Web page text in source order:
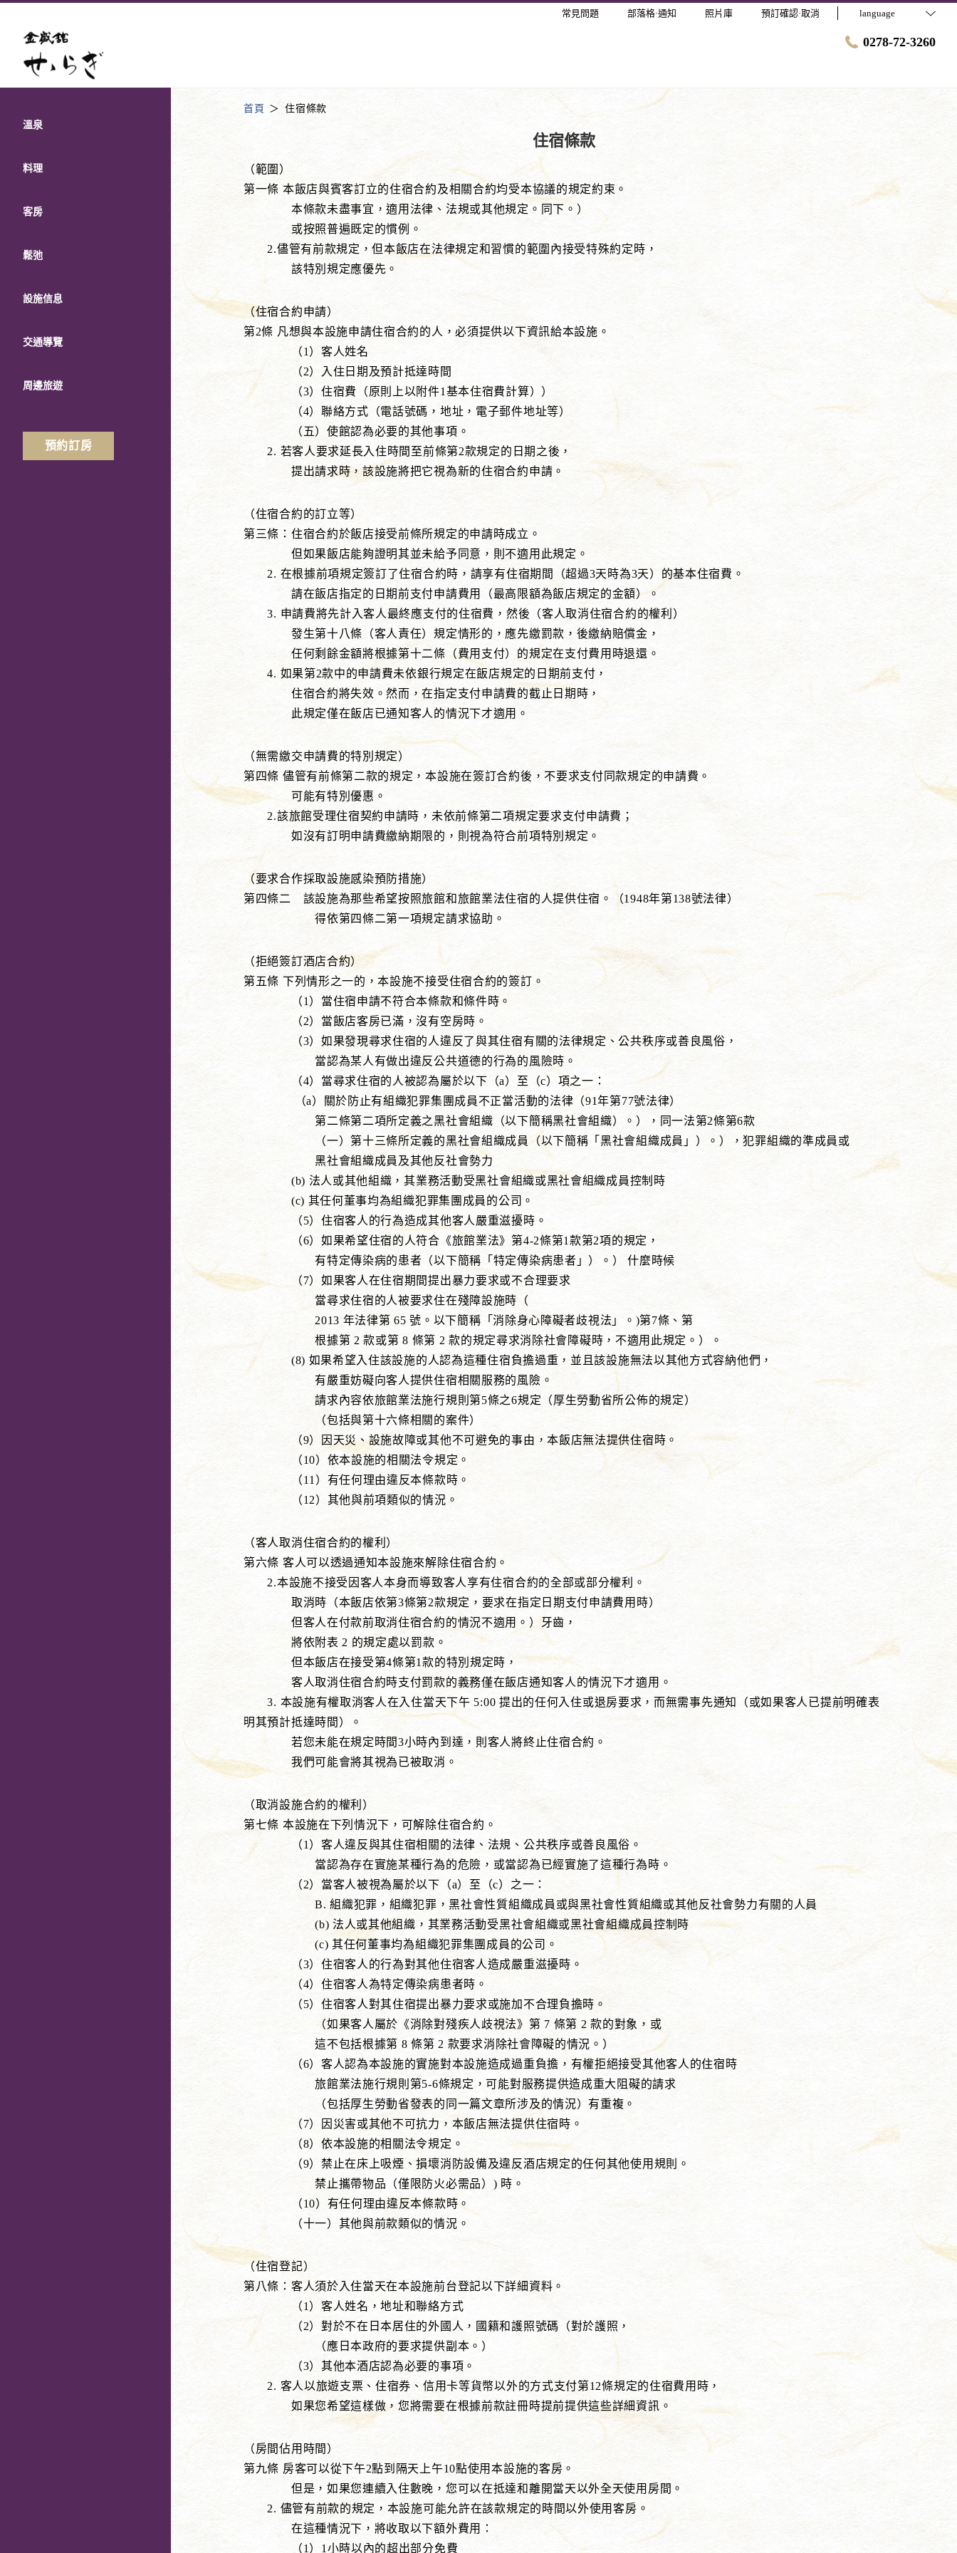
常見問題 部落格·通知 照片庫 預訂確認·取消 language
0278-72-3260
溫泉
料理
客房
鬆弛
設施信息
交通導覽
周邊旅遊
預約訂房
首頁 住宿條款
住宿條款
（範圍）
第一條 本飯店與賓客訂立的住宿合約及相關合約均受本協議的規定約束。
本條款未盡事宜，適用法律、法規或其他規定。同下。）
或按照普遍既定的慣例。
2.儘管有前款規定，但本飯店在法律規定和習慣的範圍內接受特殊約定時，
該特別規定應優先。
（住宿合約申請）
第2條 凡想與本設施申請住宿合約的人，必須提供以下資訊給本設施。
（1）客人姓名
（2）入住日期及預計抵達時間
（3）住宿費（原則上以附件1基本住宿費計算））
（4）聯絡方式（電話號碼，地址，電子郵件地址等）
（五）使館認為必要的其他事項。
2. 若客人要求延長入住時間至前條第2款規定的日期之後，
提出請求時，該設施將把它視為新的住宿合約申請。
（住宿合約的訂立等）
第三條：住宿合約於飯店接受前條所規定的申請時成立。
但如果飯店能夠證明其並未給予同意，則不適用此規定。
2. 在根據前項規定簽訂了住宿合約時，請享有住宿期間（超過3天時為3天）的基本住宿費。
請在飯店指定的日期前支付申請費用（最高限額為飯店規定的金額）。
3. 申請費將先計入客人最終應支付的住宿費，然後（客人取消住宿合約的權利）
發生第十八條（客人責任）規定情形的，應先繳罰款，後繳納賠償金，
任何剩餘金額將根據第十二條（費用支付）的規定在支付費用時退還。
4. 如果第2款中的申請費未依銀行規定在飯店規定的日期前支付，
住宿合約將失效。然而，在指定支付申請費的截止日期時，
此規定僅在飯店已通知客人的情況下才適用。
（無需繳交申請費的特別規定）
第四條 儘管有前條第二款的規定，本設施在簽訂合約後，不要求支付同款規定的申請費。
可能有特別優惠。
2.該旅館受理住宿契約申請時，未依前條第二項規定要求支付申請費；
如沒有訂明申請費繳納期限的，則視為符合前項特別規定。
（要求合作採取設施感染預防措施）
第四條二 該設施為那些希望按照旅館和旅館業法住宿的人提供住宿。（1948年第138號法律）
得依第四條二第一項規定請求協助。
（拒絕簽訂酒店合約）
第五條 下列情形之一的，本設施不接受住宿合約的簽訂。
（1）當住宿申請不符合本條款和條件時。
（2）當飯店客房已滿，沒有空房時。
（3）如果發現尋求住宿的人違反了與其住宿有關的法律規定、公共秩序或善良風俗，
當認為某人有做出違反公共道德的行為的風險時。
（4）當尋求住宿的人被認為屬於以下（a）至（c）項之一：
（a）關於防止有組織犯罪集團成員不正當活動的法律（91年第77號法律）
第二條第二項所定義之黑社會組織（以下簡稱黑社會組織）。），同一法第2條第6款
（一）第十三條所定義的黑社會組織成員（以下簡稱「黑社會組織成員」）。），犯罪組織的準成員或
黑社會組織成員及其他反社會勢力
(b) 法人或其他組織，其業務活動受黑社會組織或黑社會組織成員控制時
(c) 其任何董事均為組織犯罪集團成員的公司。
（5）住宿客人的行為造成其他客人嚴重滋擾時。
（6）如果希望住宿的人符合《旅館業法》第4-2條第1款第2項的規定，
有特定傳染病的患者（以下簡稱「特定傳染病患者」）。） 什麼時候
（7）如果客人在住宿期間提出暴力要求或不合理要求
當尋求住宿的人被要求住在殘障設施時（
2013 年法律第 65 號。以下簡稱「消除身心障礙者歧視法」。)第7條、第
根據第 2 款或第 8 條第 2 款的規定尋求消除社會障礙時，不適用此規定。）。
(8) 如果希望入住該設施的人認為這種住宿負擔過重，並且該設施無法以其他方式容納他們，
有嚴重妨礙向客人提供住宿相關服務的風險。
請求內容依旅館業法施行規則第5條之6規定（厚生勞動省所公佈的規定）
（包括與第十六條相關的案件）
（9）因天災、設施故障或其他不可避免的事由，本飯店無法提供住宿時。
（10）依本設施的相關法令規定。
（11）有任何理由違反本條款時。
（12）其他與前項類似的情況。
（客人取消住宿合約的權利）
第六條 客人可以透過通知本設施來解除住宿合約。
2.本設施不接受因客人本身而導致客人享有住宿合約的全部或部分權利。
取消時（本飯店依第3條第2款規定，要求在指定日期支付申請費用時）
但客人在付款前取消住宿合約的情況不適用。）牙齒，
將依附表 2 的規定處以罰款。
但本飯店在接受第4條第1款的特別規定時，
客人取消住宿合約時支付罰款的義務僅在飯店通知客人的情況下才適用。
3. 本設施有權取消客人在入住當天下午 5:00 提出的任何入住或退房要求，而無需事先通知（或如果客人已提前明確表
明其預計抵達時間）。
若您未能在規定時間3小時內到達，則客人將終止住宿合約。
我們可能會將其視為已被取消。
（取消設施合約的權利）
第七條 本設施在下列情況下，可解除住宿合約。
（1）客人違反與其住宿相關的法律、法規、公共秩序或善良風俗。
當認為存在實施某種行為的危險，或當認為已經實施了這種行為時。
（2）當客人被視為屬於以下（a）至（c）之一：
B. 組織犯罪，組織犯罪，黑社會性質組織成員或與黑社會性質組織或其他反社會勢力有關的人員
(b) 法人或其他組織，其業務活動受黑社會組織或黑社會組織成員控制時
(c) 其任何董事均為組織犯罪集團成員的公司。
（3）住宿客人的行為對其他住宿客人造成嚴重滋擾時。
（4）住宿客人為特定傳染病患者時。
（5）住宿客人對其住宿提出暴力要求或施加不合理負擔時。
（如果客人屬於《消除對殘疾人歧視法》第 7 條第 2 款的對象，或
這不包括根據第 8 條第 2 款要求消除社會障礙的情況。）
（6）客人認為本設施的實施對本設施造成過重負擔，有權拒絕接受其他客人的住宿時
旅館業法施行規則第5-6條規定，可能對服務提供造成重大阻礙的請求
（包括厚生勞動省發表的同一篇文章所涉及的情況）有重複。
（7）因災害或其他不可抗力，本飯店無法提供住宿時。
（8）依本設施的相關法令規定。
（9）禁止在床上吸煙、損壞消防設備及違反酒店規定的任何其他使用規則。
禁止攜帶物品（僅限防火必需品）) 時。
（10）有任何理由違反本條款時。
（十一）其他與前款類似的情況。
（住宿登記）
第八條：客人須於入住當天在本設施前台登記以下詳細資料。
（1）客人姓名，地址和聯絡方式
（2）對於不在日本居住的外國人，國籍和護照號碼（對於護照，
（應日本政府的要求提供副本。）
（3）其他本酒店認為必要的事項。
2. 客人以旅遊支票、住宿券、信用卡等貨幣以外的方式支付第12條規定的住宿費用時，
如果您希望這樣做，您將需要在根據前款註冊時提前提供這些詳細資訊。
（房間佔用時間）
第九條 房客可以從下午2點到隔天上午10點使用本設施的客房。
但是，如果您連續入住數晚，您可以在抵達和離開當天以外全天使用房間。
2. 儘管有前款的規定，本設施可能允許在該款規定的時間以外使用客房。
在這種情況下，將收取以下額外費用：
（1）1小時以內的超出部分免費